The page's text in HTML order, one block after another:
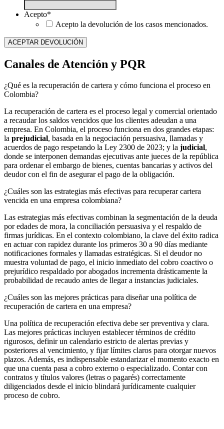
Acepto*
Acepto la devolución de los casos mencionados.
Canales de Atención y PQR
¿Qué es la recuperación de cartera y cómo funciona el proceso en
Colombia?
La recuperación de cartera es el proceso legal y comercial orientado
a recaudar los saldos vencidos que los clientes adeudan a una
empresa. En Colombia, el proceso funciona en dos grandes etapas:
la prejudicial, basada en la negociación persuasiva, llamadas y
acuerdos de pago respetando la Ley 2300 de 2023; y la judicial,
donde se interponen demandas ejecutivas ante jueces de la república
para ordenar el embargo de bienes, cuentas bancarias y activos del
deudor con el fin de asegurar el pago de la obligación.
¿Cuáles son las estrategias más efectivas para recuperar cartera
vencida en una empresa colombiana?
Las estrategias más efectivas combinan la segmentación de la deuda
por edades de mora, la conciliación persuasiva y el respaldo de
firmas jurídicas. En el contexto colombiano, la clave del éxito radica
en actuar con rapidez durante los primeros 30 a 90 días mediante
notificaciones formales y llamadas estratégicas. Si el deudor no
muestra voluntad de pago, el inicio inmediato del cobro coactivo o
prejurídico respaldado por abogados incrementa drásticamente la
probabilidad de recaudo antes de llegar a instancias judiciales.
¿Cuáles son las mejores prácticas para diseñar una política de
recuperación de cartera en una empresa?
Una política de recuperación efectiva debe ser preventiva y clara.
Las mejores prácticas incluyen establecer términos de crédito
rigurosos, definir un calendario estricto de alertas previas y
posteriores al vencimiento, y fijar límites claros para otorgar nuevos
plazos. Además, es indispensable estandarizar el momento exacto en
que una cuenta pasa a cobro externo o especializado. Contar con
contratos y títulos valores (letras o pagarés) correctamente
diligenciados desde el inicio blindará jurídicamente cualquier
proceso de cobro.